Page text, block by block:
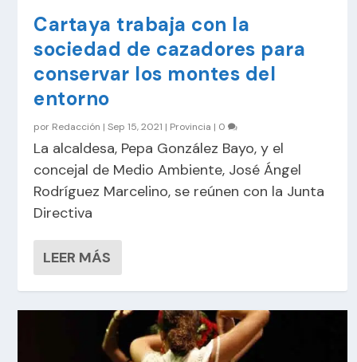
Cartaya trabaja con la
sociedad de cazadores para
conservar los montes del
entorno
por Redacción |Sep 15, 2021 | Provincia | 0
La alcaldesa, Pepa González Bayo, y el
concejal de Medio Ambiente, José Ángel
Rodríguez Marcelino, se reúnen con la Junta
Directiva
LEER MÁS